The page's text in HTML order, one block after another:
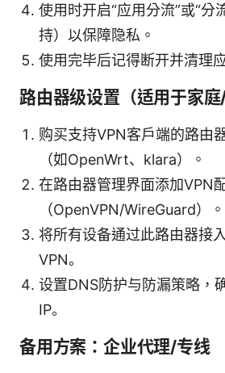
使用时开启“应用分流”或“分
持）以保障隐私。
使用完毕后记得断开并清理
路由器级设置（适用于家庭/
购买支持VPN客户端的路由
（如OpenWrt、klara）。
在路由器管理界面添加VPN
（OpenVPN/WireGuard）。
将所有设备通过此路由器接
VPN。
设置DNS防护与防漏策略，
IP。
备用方案：企业代理/专线